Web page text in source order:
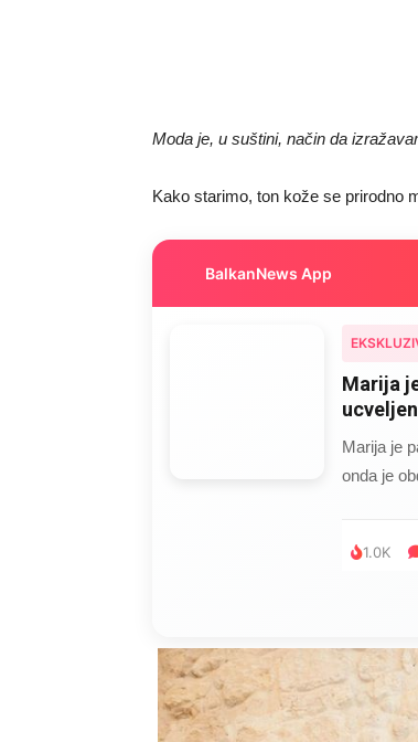
Moda je, u suštini, način da
Kako starimo, ton kože se prirodno
BalkanNews App
Marija
Marija je
onda je
1.0K